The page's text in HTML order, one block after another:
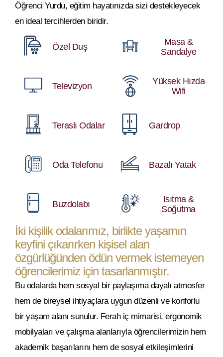
Öğrenci Yurdu, eğitim hayatınızda sizi destekleyecek
en ideal tercihlerden biridir.
Özel Duş
Televizyon
Teraslı Odalar
Oda Telefonu
Buzdolabı
Masa &
Sandalye
Yüksek Hızda
Wifi
Gardrop
Bazalı Yatak
Isıtma &
Soğutma
İki kişilik odalarımız, birlikte yaşamın
keyfini çıkarırken kişisel alan
özgürlüğünden ödün vermek istemeyen
öğrencilerimiz için tasarlanmıştır.
Bu odalarda hem sosyal bir paylaşıma dayalı atmosfer
hem de bireysel ihtiyaçlara uygun düzenli ve konforlu
bir yaşam alanı sunulur. Ferah iç mimarisi, ergonomik
mobilyaları ve çalışma alanlarıyla öğrencilerimizin hem
akademik başarılarını hem de sosyal etkileşimlerini